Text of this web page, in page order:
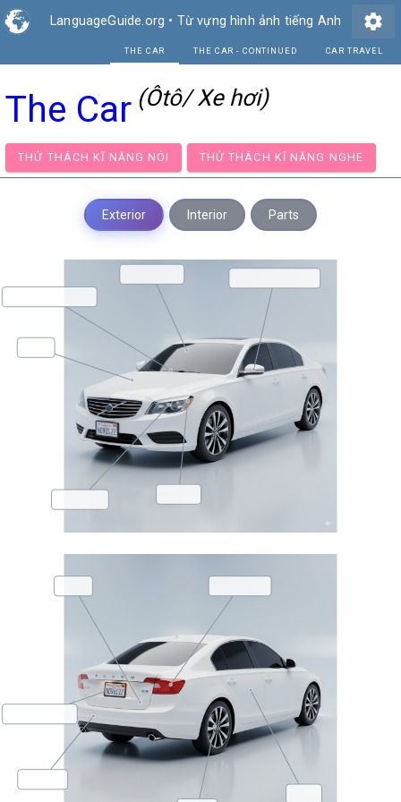
LanguageGuide.org • Từ vựng hình ảnh tiếng Anh settings
The Car (Ôtô/ Xe hơi)
THỬ THÁCH KĨ NĂNG NÓI THỬ THÁCH KĨ NĂNG
Exterior Interior Parts